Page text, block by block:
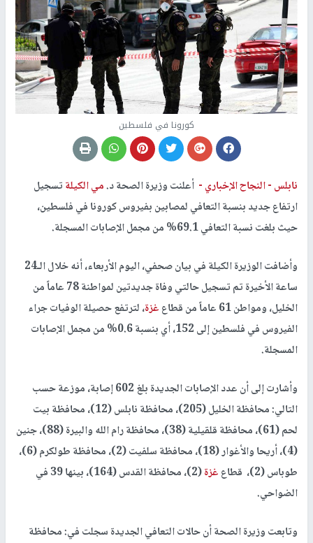
كورونا في فلسطين
نابلس -النجاح الإخباري - أعلنت وزيرة الصحة د.مي الكيلةتسجيل
ارتفاع جديد بنسبة التعافي لمصابين بفيروس كورونا في فلسطين،
حيث بلغت نسبة التعافي 69.1% من مجمل الإصابات المسجلة.
وأضافت الوزيرة الكيلة في بيان صحفي، اليوم الأربعاء، أنه خلال الـ24
ساعة الأخيرة تم تسجيل حالتي وفاة جديدتين لمواطنة 78 عاماً من
الخليل، ومواطن 61 عاماً من قطاع
غزة، لترتفع حصيلة الوفيات جراء
الفيروس في فلسطين إلى 152، أي بنسبة 0.6% من مجمل الإصابات
المسجلة.
وأشارت إلى أن عدد الإصابات الجديدة بلغ 602 إصابة، موزعة حسب
التالي: محافظة الخليل (205)، محافظة نابلس (12)، محافظة بيت
لحم (61)، محافظة قلقيلية (38)، محافظة رام الله والبيرة (88)، جنين
(4)، أريحا والأغوار (18)، محافظة سلفيت (2)، محافظة طولكرم (6)،
طوباس (2)، قطاع
غزة
(2)، محافظة القدس (164)، بينها 39 في
الضواحي.
وتابعت وزيرة الصحة أن حالات التعافي الجديدة سجلت في: محافظة